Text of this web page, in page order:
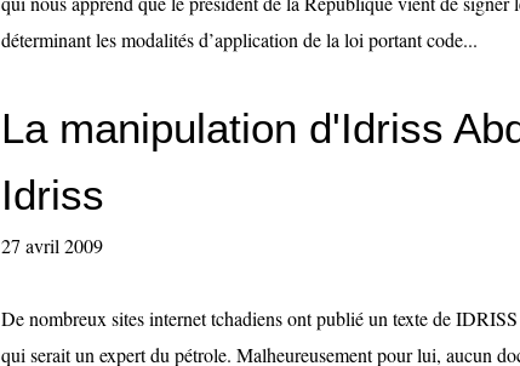
déterminant les modalités d’application de la loi portant code...
La manipulation d'Idriss
Idriss
27 avril 2009
De nombreux sites internet tchadiens ont publié un texte de
qui serait un expert du pétrole. Malheureusement pour lui, aucun